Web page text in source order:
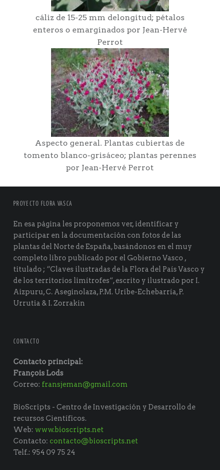
cáliz de 15-25 mm delongitud; pétalos
enteros o emarginados por Jean-Hervé
Perrot
Aspecto general. Plantas cubiertas de
tomento blanco-grisáceo; plantas perennes
por Jean-Hervé Perrot
PROYECTO FLORA VASCA
En esa página les proponemos ver, identificar y
participar en la documentación con fotos de las
plantas del Norte de España, basándonos en el muy
completo libro publicado por el Gobierno Vasco ,
titulado ; “Claves ilustradas de la Flora del País Vasco y
de los territorios limítrofes“, escrito y ilustrado por I.
Aizpuru, C. Aseginolaza, P.M. Uribe-Echebarría, P.
Urrutia & I. Zorrakin
CONTACTO
Contacto principal:
François Lods
Correo: fransjeman@gmail.com
BioScripts - Centro de Investigación y Desarrollo de
recursos Científicos.
Web: www.bioscripts.net
Contacto:contacto@bioscripts.net
Telf.: 954 09 75 24